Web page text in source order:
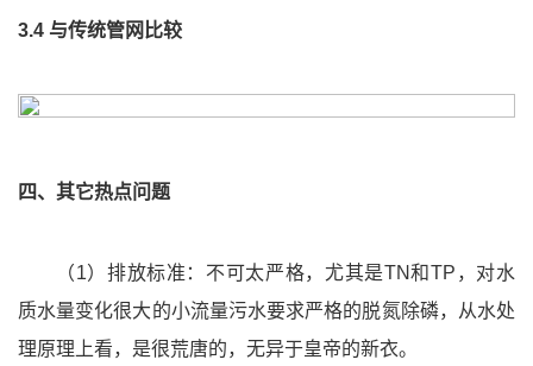
3.4 与传统管网比较
四、其它热点问题
（1）排放标准：不可太严格，尤其是TN和TP，对水
质水量变化很大的小流量污水要求严格的脱氮除磷，从水处
理原理上看，是很荒唐的，无异于皇帝的新衣。